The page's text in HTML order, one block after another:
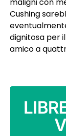
maligni con
Cushing
dignitosa per
amico a